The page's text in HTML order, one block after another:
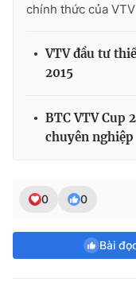
chính thức của
VTV đầu tư
2015
BTC VTV Cup
chuyên nghiệp
0 0
Bài